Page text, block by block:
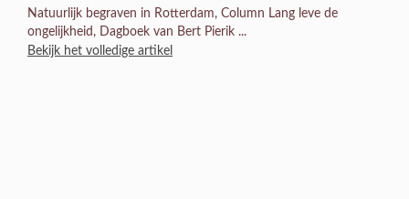
Natuurlijk begraven in Rotterdam, Column Lang leve de
ongelijkheid, Dagboek van Bert Pierik ...
Bekijk het volledige artikel